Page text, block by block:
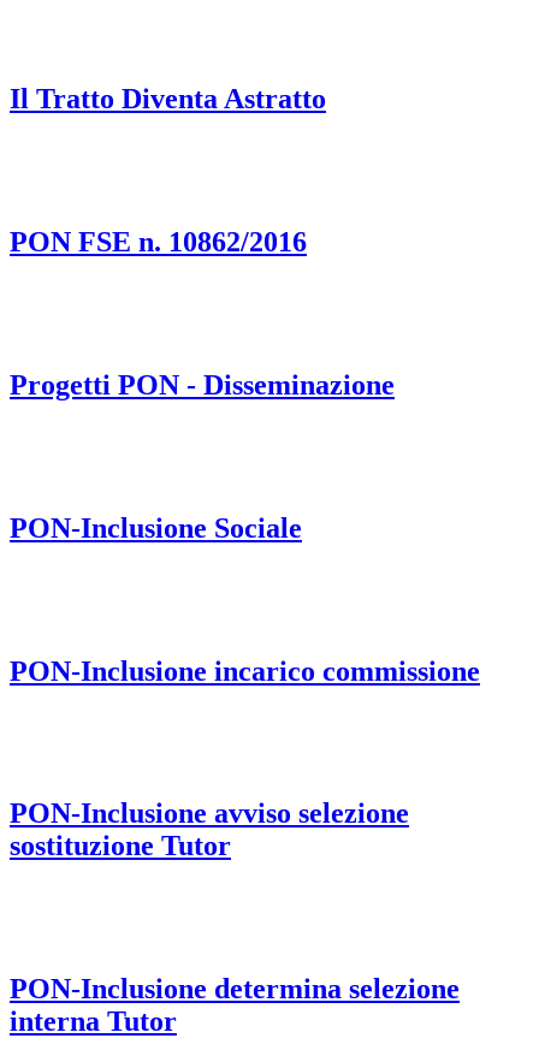
Il Tratto Diventa Astratto
PON FSE n. 10862/2016
Progetti PON - Disseminazione
PON-Inclusione Sociale
PON-Inclusione incarico commissione
PON-Inclusione avviso selezione
sostituzione Tutor
PON-Inclusione determina selezione
interna Tutor